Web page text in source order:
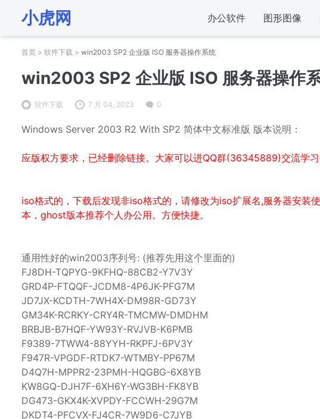
小虎网 办公软件 图形图像
首页 > 软件下载 > win2003 SP2 企业版 ISO 服务器操作系统
win2003 SP2 企业版 ISO 服务器操作
软件下载 7 月 04, 2023 0
Windows Server 2003 R2 With SP2 简体中文标准版 版本说明：
应版权方要求，已经删除链接。大家可以进QQ群(36345889)交流学
iso格式的，下载后发现非iso格式的，请修改为iso扩展名,服务器安装
本，ghost版本推荐个人办公用。方便快捷。
通用性好的win2003序列号: (推荐先用这个里面的)
FJ8DH-TQPYG-9KFHQ-88CB2-Y7V3Y
GRD4P-FTQQF-JCDM8-4P6JK-PFG7M
JD7JX-KCDTH-7WH4X-DM98R-GD73Y
GM34K-RCRKY-CRY4R-TMCMW-DMDHM
BRBJB-B7HQF-YW93Y-RVJVB-K6PMB
F9389-7TWW4-88YYH-RKPFJ-6PV3Y
F947R-VPGDF-RTDK7-WTMBY-PP67M
D4Q7H-MPPR2-23PMH-HQGBG-6X8YB
KW8GQ-DJH7F-6XH6Y-WG3BH-FK8YB
DG473-GKX4K-XVPDY-FCCWH-29G7M
DKDT4-PFCVX-FJ4CR-7W9D6-C7JYB